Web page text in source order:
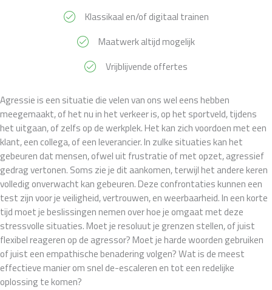
Klassikaal en/of digitaal trainen
Maatwerk altijd mogelijk
Vrijblijvende offertes
Agressie is een situatie die velen van ons wel eens hebben
meegemaakt, of het nu in het verkeer is, op het sportveld, tijdens
het uitgaan, of zelfs op de werkplek. Het kan zich voordoen met een
klant, een collega, of een leverancier. In zulke situaties kan het
gebeuren dat mensen, ofwel uit frustratie of met opzet, agressief
gedrag vertonen. Soms zie je dit aankomen, terwijl het andere keren
volledig onverwacht kan gebeuren. Deze confrontaties kunnen een
test zijn voor je veiligheid, vertrouwen, en weerbaarheid. In een korte
tijd moet je beslissingen nemen over hoe je omgaat met deze
stressvolle situaties. Moet je resoluut je grenzen stellen, of juist
flexibel reageren op de agressor? Moet je harde woorden gebruiken
of juist een empathische benadering volgen? Wat is de meest
effectieve manier om snel de-escaleren en tot een redelijke
oplossing te komen?